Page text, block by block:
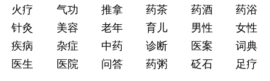
火疗
气功 推拿 药茶 药酒
药浴
针灸
美容 老年 育儿 男性
女性
疾病
杂症 中药 诊断 医案
词典
医生
医院 问答 药粥 砭石 足疗